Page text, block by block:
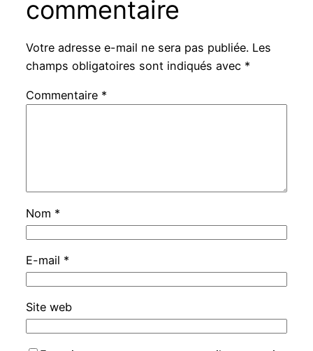
commentaire
Votre adresse e-mail ne sera pas publiée. Les
champs obligatoires sont indiqués avec *
Commentaire *
Nom *
E-mail *
Site web